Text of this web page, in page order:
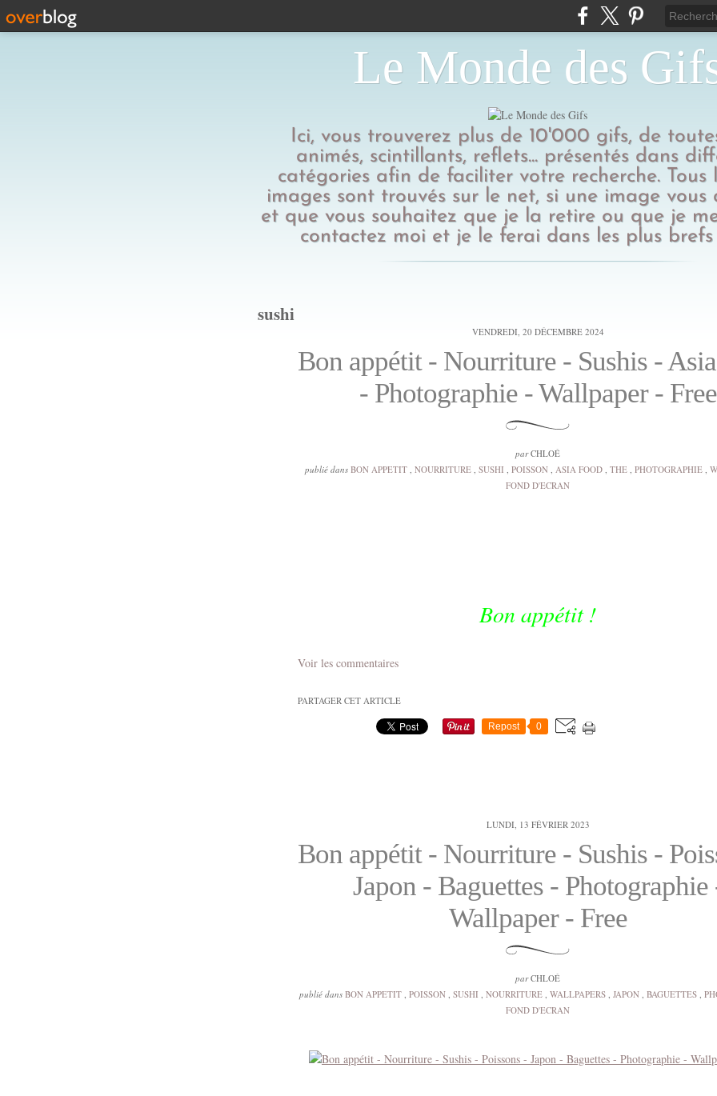
Le Monde des
Ici, vous trouverez plus de 10'000 gifs, de
animés, scintillants, reflets... présentés dans
catégories afin de faciliter votre recherche. Tous
images sont trouvés sur le net, si une image
et que vous souhaitez que je la retire ou que je
contactez moi et je le ferai dans les plus brefs
sushi
VENDREDI, 20 DÉCEMBRE 2024
Bon appétit - Nourriture - Sushis -
- Photographie - Wallpaper - Free
parCHLOÉ
publié dans BON APPETIT , NOURRITURE , SUSHI , POISSON , ASIA FOOD , THE , PHOTOGRAPHIE ,
FOND D'ECRAN
Bon appétit !
Voir les commentaires
PARTAGER CET ARTICLE
Repost 0
LUNDI, 13 FÉVRIER 2023
Bon appétit - Nourriture - Sushis -
Japon - Baguettes - Photographie
Wallpaper - Free
parCHLOÉ
publié dans BON APPETIT, POISSON, SUSHI , NOURRITURE, WALLPAPERS, JAPON, BAGUETTES,
FOND D'ECRAN